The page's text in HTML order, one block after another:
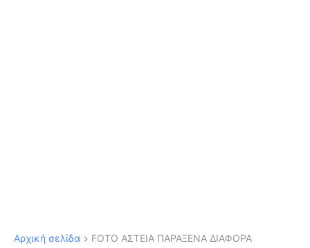
Αρχική σελίδα FOTO ΑΣΤΕΙΑ ΠΑΡΑΞΕΝΑ ΔΙΑΦΟΡΑ